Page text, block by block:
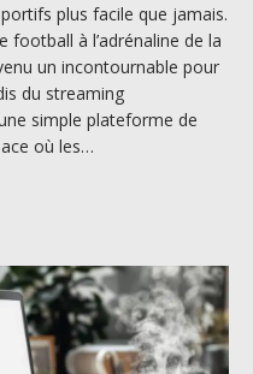
plus facile que jamais.
football à l’adrénaline de la
un incontournable pour
du streaming
simple plateforme de
où les…